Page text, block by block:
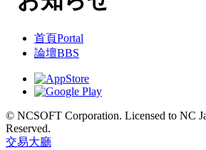
首頁Portal
論壇BBS
© NCSOFT Corporation. Licensed to NC
Reserved.
交易大廳